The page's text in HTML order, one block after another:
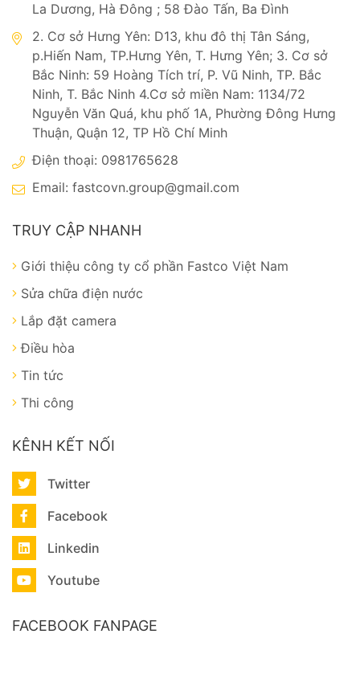
La Dương, Hà Đông ; 58 Đào Tấn, Ba Đình
2. Cơ sở Hưng Yên: D13, khu đô thị Tân Sáng,
p.Hiến Nam, TP.Hưng Yên, T. Hưng Yên; 3. Cơ sở
Bắc Ninh: 59 Hoàng Tích trí, P. Vũ Ninh, TP. Bắc
Ninh, T. Bắc Ninh 4.Cơ sở miền Nam: 1134/72
Nguyễn Văn Quá, khu phố 1A, Phường Đông Hưng
Thuận, Quận 12, TP Hồ Chí Minh
Điện thoại: 0981765628
Email: fastcovn.group@gmail.com
TRUY CẬP NHANH
Giới thiệu công ty cổ phần Fastco Việt Nam
Sửa chữa điện nước
Lắp đặt camera
Điều hòa
Tin tức
Thi công
KÊNH KẾT NỐI
Twitter
Facebook
Linkedin
Youtube
FACEBOOK FANPAGE